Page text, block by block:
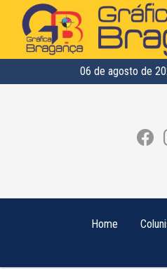
06 de agosto de
Home